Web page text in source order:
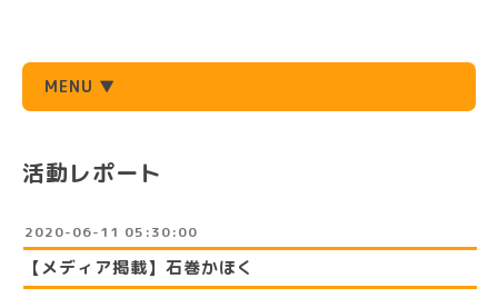
MENU ▼
活動レポート
2020-06-11 05:30:00
【メディア掲載】石巻かほく